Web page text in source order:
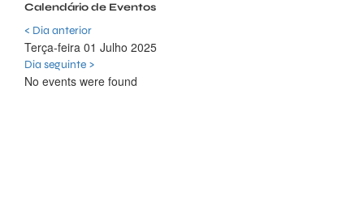
Calendário de Eventos
< Dia anterior
Terça-feira 01 Julho 2025
Dia seguinte >
No events were found